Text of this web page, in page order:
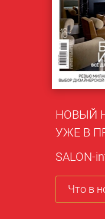
НОВЫЙ
УЖЕ В
SALON-
Что в